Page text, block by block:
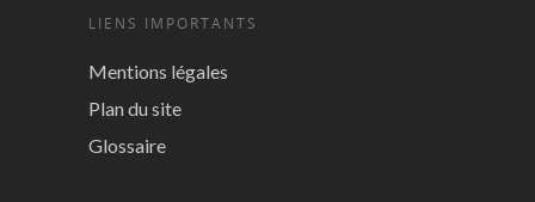
LIENS IMPORTANTS
Mentions légales
Plan du site
Glossaire